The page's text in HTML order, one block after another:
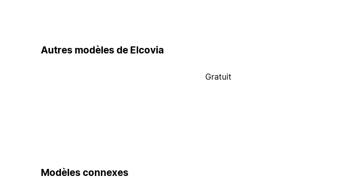
Autres modèles de Elcovia
Gratuit
Modèles connexes